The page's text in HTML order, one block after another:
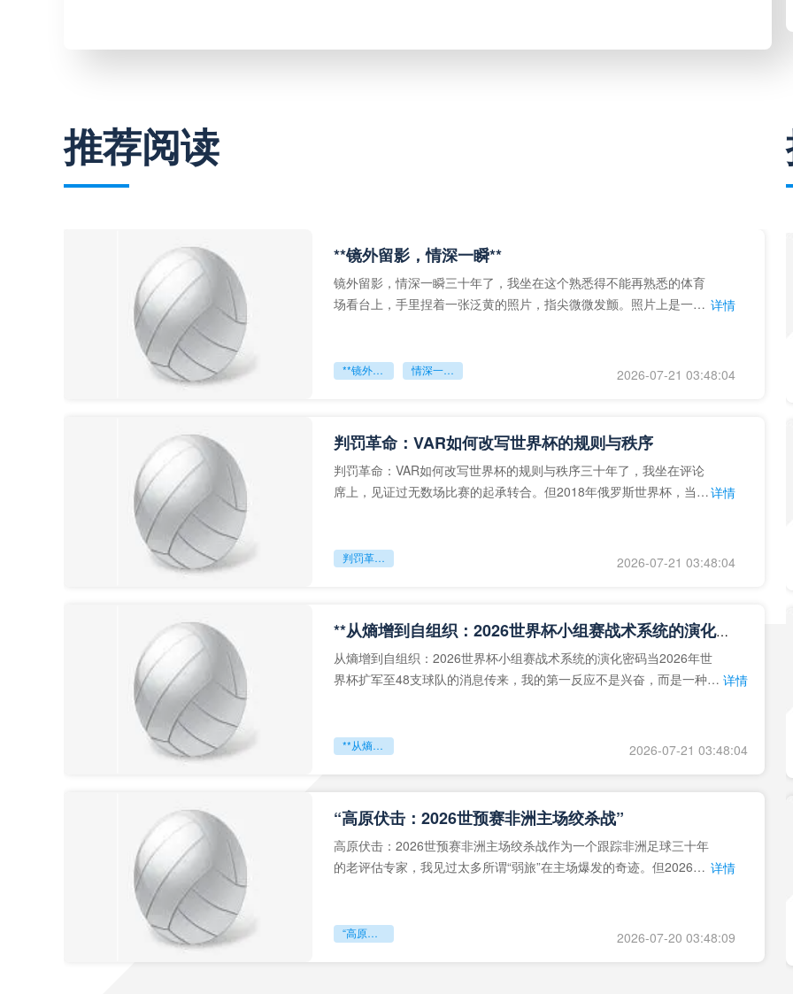
推荐阅读
**镜外留影，情深一瞬**
镜外留影，情深一瞬三十年了，我坐在这个熟悉得不能再熟悉的体育
场看台上，手里捏着一张泛黄的照片，指尖微微发颤。照片上是一个 详情
**镜外留影 情深一瞬** 2026-07-21 03:48:04
判罚革命：VAR如何改写世界杯的规则与秩序
判罚革命：VAR如何改写世界杯的规则与秩序三十年了，我坐在评论
席上，见证过无数场比赛的起承转合。但2018年俄罗斯世界杯，当
详情
判罚革命：VAR如何改写世界杯的规则与秩序 2026-07-21 03:48:04
**从熵增到自组织：2026世界杯小组赛战术系统的演化密码**
从熵增到自组织：2026世界杯小组赛战术系统的演化密码当2026年世
界杯扩军至48支球队的消息传来，我的第一反应不是兴奋，而是一种深 详情
**从熵增到自组织：2026世界杯小组赛战术系统的演化密码** 2026-07-21 03:48:04
“高原伏击：2026世预赛非洲主场绞杀战”
高原伏击：2026世预赛非洲主场绞杀战作为一个跟踪非洲足球三十年
的老评估专家，我见过太多所谓“弱旅”在主场爆发的奇迹。但2026年 详情
“高原伏击：2026世预赛非洲主场绞杀战” 2026-07-20 03:48:09